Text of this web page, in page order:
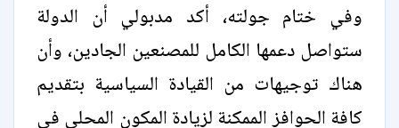
وفي ختام جولته، أكد مدبولي أن الدولة
ستواصل دعمها الكامل للمصنعين الجادين، وأن
هناك توجيهات من القيادة السياسية بتقديم
كافة الحوافز الممكنة لزيادة المكون المحلي في